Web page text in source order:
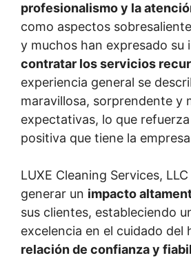
profesionalismo y la
como aspectos
y muchos han expresado su
contratar los servicios
experiencia general se
maravillosa, sorprendente y
expectativas, lo que
positiva que tiene la
LUXE Cleaning Services,
generar un impacto
sus clientes, estableciendo
excelencia en el cuidado del
relación de confianza y